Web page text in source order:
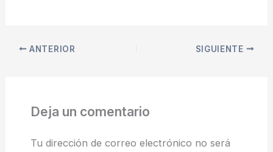
ANTERIOR SIGUIENTE
Deja un comentario
Tu dirección de correo electrónico no será